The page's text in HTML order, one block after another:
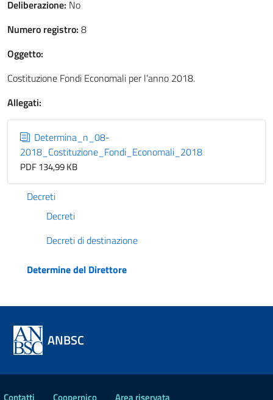
Deliberazione: No
Numero registro: 8
Oggetto:
Costituzione Fondi Economali per l’anno 2018.
Allegati:
Determina_n_08-
2018_Costituzione_Fondi_Economali_2018
PDF 134,99 KB
Decreti
Decreti
Decreti di destinazione
Determine del Direttore
ANBSC